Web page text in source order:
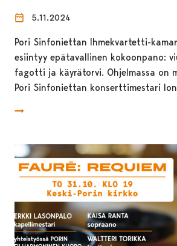
5.11.2024
Pori Sinfoniettan Ihmekvartetti-
esiintyy epätavallinen kokoonpano:
fagotti ja käyrätorvi. Ohjelmassa on
Pori Sinfoniettan konserttimestari